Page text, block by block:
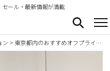
ール・最新情報が満載
ン > 東京都内のおすすめオフプライスストア5選！ブランドを安く買える店も紹介！